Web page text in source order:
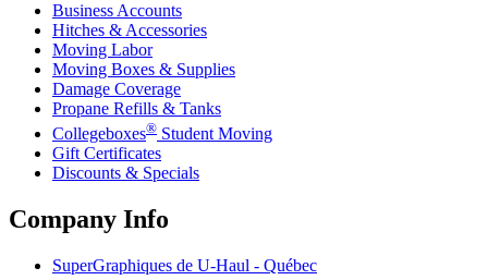
Business Accounts
Hitches & Accessories
Moving Labor
Moving Boxes & Supplies
Damage Coverage
Propane Refills & Tanks
Collegeboxes® Student Moving
Gift Certificates
Discounts & Specials
Company Info
SuperGraphiques de U-Haul - Québec